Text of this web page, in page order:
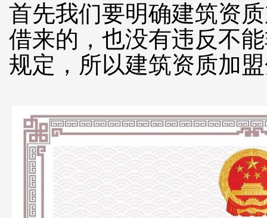
首先我们要明确建筑资
借来的，也没有违反不
规定，所以建筑资质加